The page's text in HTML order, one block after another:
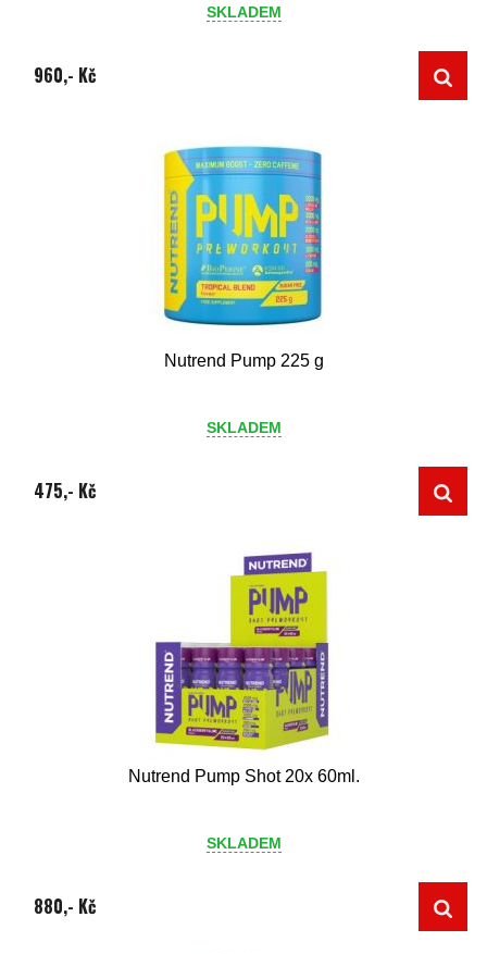
SKLADEM
960,- Kč
Nutrend Pump 225 g
SKLADEM
475,- Kč
Nutrend Pump Shot 20x 60ml.
SKLADEM
880,- Kč